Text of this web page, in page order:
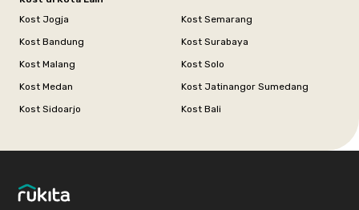
Kost Jogja
Kost Semarang
Kost Bandung
Kost Surabaya
Kost Malang
Kost Solo
Kost Medan
Kost Jatinangor Sumedang
Kost Sidoarjo
Kost Bali